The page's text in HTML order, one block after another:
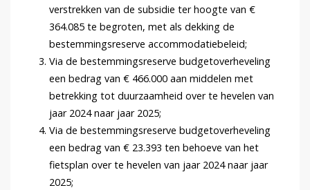
verstrekken van de subsidie ter hoogte van €
364.085 te begroten, met als dekking de
bestemmingsreserve accommodatiebeleid;
Via de bestemmingsreserve budgetoverheveling
een bedrag van € 466.000 aan middelen met
betrekking tot duurzaamheid over te hevelen van
jaar 2024 naar jaar 2025;
Via de bestemmingsreserve budgetoverheveling
een bedrag van € 23.393 ten behoeve van het
fietsplan over te hevelen van jaar 2024 naar jaar
2025;